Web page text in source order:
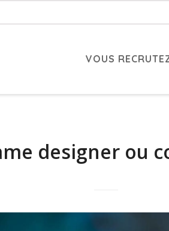
VOUS
designer ou